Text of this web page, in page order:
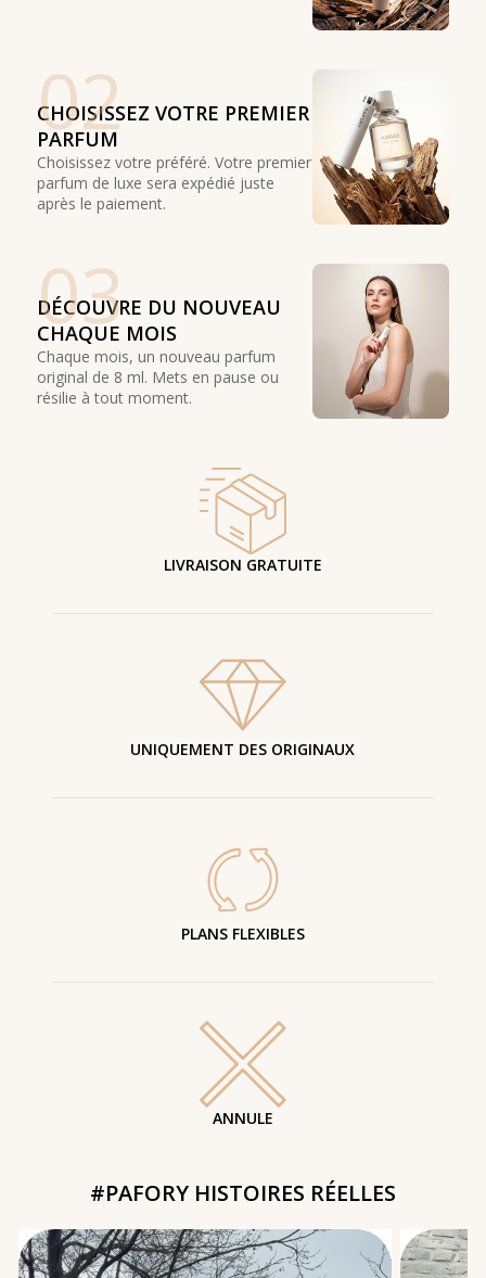
02
CHOISISSEZ VOTRE PREMIER
PARFUM
Choisissez votre préféré. Votre premier
parfum de luxe sera expédié juste
après le paiement.
03
DÉCOUVRE DU NOUVEAU
CHAQUE MOIS
Chaque mois, un nouveau parfum
original de 8 ml. Mets en pause ou
résilie à tout moment.
LIVRAISON GRATUITE
UNIQUEMENT DES ORIGINAUX
PLANS FLEXIBLES
ANNULE
#PAFORY HISTOIRES RÉELLES